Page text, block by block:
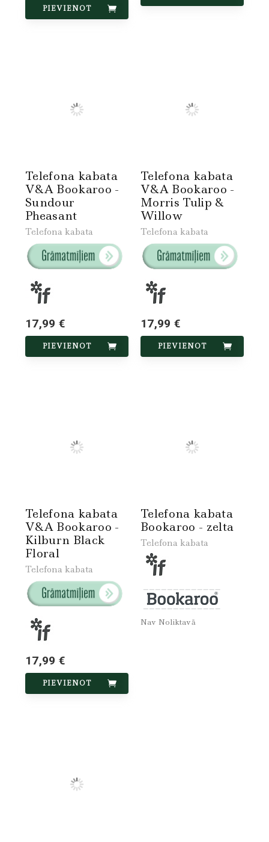
PIEVIENOT
Telefona kabata
V&A Bookaroo -
Sundour
Pheasant
Telefona kabata
17,99 €
PIEVIENOT
Telefona kabata
V&A Bookaroo -
Morris Tulip &
Willow
Telefona kabata
17,99 €
PIEVIENOT
Telefona kabata
V&A Bookaroo -
Kilburn Black
Floral
Telefona kabata
17,99 €
PIEVIENOT
Telefona kabata
Bookaroo - zelta
Telefona kabata
Nav Noliktavā